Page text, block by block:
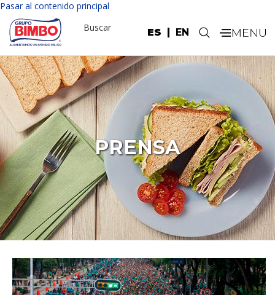
Pasar al contenido principal
ES EN
Buscar .
PRENSA